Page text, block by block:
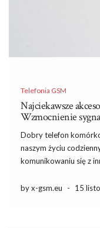
Telefonia GSM
Najciekawsze
Wzmocnienie
Dobry telefon
naszym życiu
komunikowaniu się z
informacji. Każdy z
by x-gsm.eu - 15